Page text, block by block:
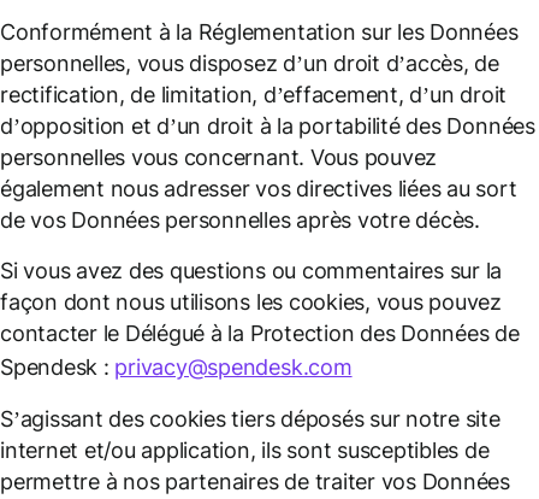
Conformément à la Réglementation sur les Données
personnelles, vous disposez d’un droit d’accès, de
rectification, de limitation, d’effacement, d’un droit
d’opposition et d’un droit à la portabilité des Données
personnelles vous concernant. Vous pouvez
également nous adresser vos directives liées au sort
de vos Données personnelles après votre décès.
Si vous avez des questions ou commentaires sur la
façon dont nous utilisons les cookies, vous pouvez
contacter le Délégué à la Protection des Données de
Spendesk : privacy@spendesk.com
S’agissant des cookies tiers déposés sur notre site
internet et/ou application, ils sont susceptibles de
permettre à nos partenaires de traiter vos Données